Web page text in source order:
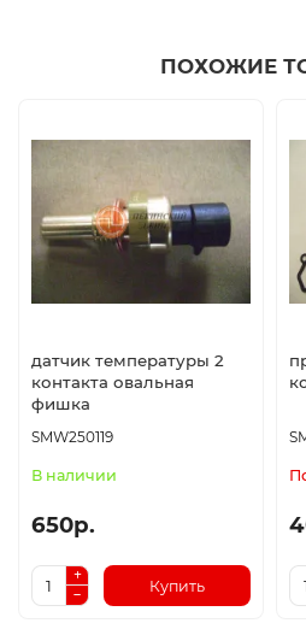
ПОХОЖИЕ
датчик температуры 2
контакта овальная
фишка
SMW250119
В наличии
650р.
Купить